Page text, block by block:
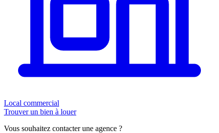
Local commercial
Trouver un bien à louer
Vous souhaitez contacter une agence ?